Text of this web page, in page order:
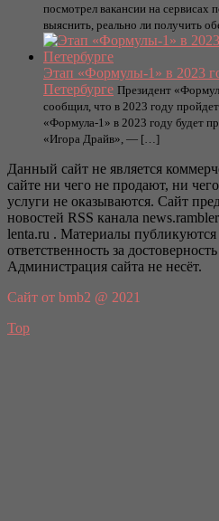
посмотрел вакансии на сервисах
выяснить, реально ли получить
Этап «Формулы-1» в 2023
Петербурге Президент
сообщил, что в 2023 году пройдет
«Формула-1» в 2023 году будет
«Игора Драйв», — […]
Данный сайт не является
сайте ни чего не продают, ни
услуги не оказываются. Сайт
новостей RSS канала
lenta.ru . Материалы публикуются
ответственность за
Администрация сайта не несёт.
Сайт от bmb2 @ 2021
Top